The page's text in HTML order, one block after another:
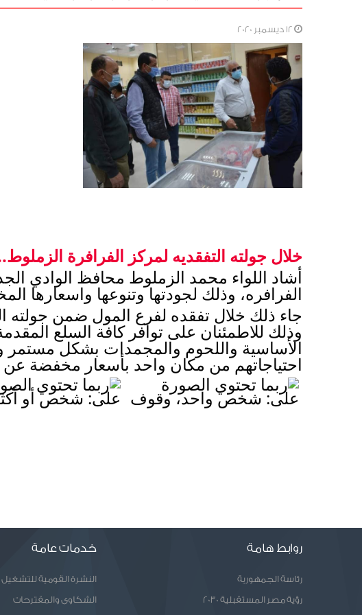
خلال جولته التفقديه لمركز الفرافرة ا
الفرافره، وذلك لجودتها وتنوعها واسعارها
احتياجاتهم من مكان واحد بأسعار مخفضة عن
روابط هامة
رئاسة الجمهورية
رؤية مصر المستقبلية 2030
خدمات عامة
النشرة القومية للتشغيل
الشكاوى والمقترحات